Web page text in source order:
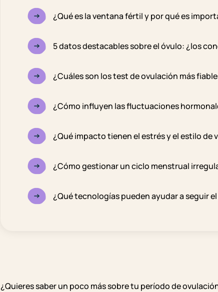
¿Qué es la ventana fértil y por qué es
5 datos destacables sobre el óvulo: ¿los
¿Cuáles son los test de ovulación más
¿Cómo influyen las fluctuaciones
¿Qué impacto tienen el estrés y el estilo de
¿Cómo gestionar un ciclo menstrual
¿Qué tecnologías pueden ayudar a seguir
¿Quieres saber un poco más sobre tu período de